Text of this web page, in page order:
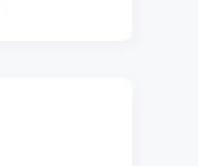
业和团队规模，提供